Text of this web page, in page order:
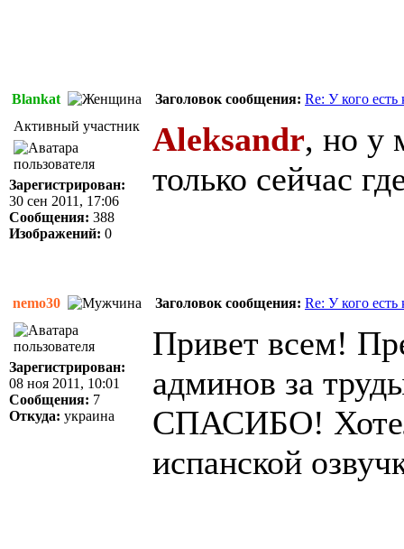
Blankat Заголовок сообщения: Re: У кого
Активный участник
Зарегистрирован:
30 сен 2011, 17:06
Сообщения: 388
Изображений: 0
Aleksandr, но у
только сейчас
nemo30 Заголовок сообщения: Re: У кого
Зарегистрирован:
08 ноя 2011, 10:01
Сообщения: 7
Откуда: украина
Привет всем!
админов за
СПАСИБО!
испанской